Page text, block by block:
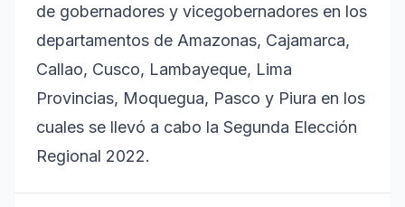
de gobernadores y vicegobernadores en los
departamentos de Amazonas, Cajamarca,
Callao, Cusco, Lambayeque, Lima
Provincias, Moquegua, Pasco y Piura en los
cuales se llevó a cabo la Segunda Elección
Regional 2022.